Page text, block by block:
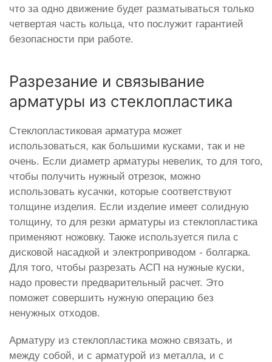
что за одно движение будет разматываться только
четвертая часть кольца, что послужит гарантией
безопасности при работе.
Разрезание и связывание
арматуры из стеклопластика
Стеклопластиковая арматура может
использоваться, как большими кусками, так и не
очень. Если диаметр арматуры невелик, то для того,
чтобы получить нужный отрезок, можно
использовать кусачки, которые соответствуют
толщине изделия. Если изделие имеет солидную
толщину, то для резки арматуры из стеклопластика
применяют ножовку. Также используется пила с
дисковой насадкой и электроприводом - болгарка.
Для того, чтобы разрезать АСП на нужные куски,
надо провести предварительный расчет. Это
поможет совершить нужную операцию без
ненужных отходов.
Арматуру из стеклопластика можно связать, и
между собой, и с арматурой из металла, и с